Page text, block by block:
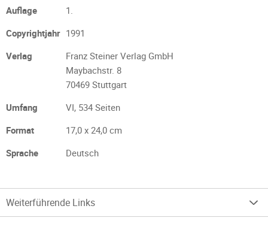
Auflage
1.
Copyrightjahr 1991
Verlag
Franz Steiner Verlag GmbH
Maybachstr. 8
70469 Stuttgart
Umfang
VI, 534 Seiten
Format
17,0 x 24,0 cm
Sprache
Deutsch
Weiterführende Links